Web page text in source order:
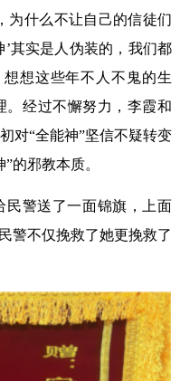
为什么不让自己的信徒们
’其实是人伪装的，我们都
想这些年不人不鬼的生
。经过不懈努力，李霞和
对“全能神”坚信不疑转变
的邪教本质。
民警送了一面锦旗，上面
警不仅挽救了她更挽救了